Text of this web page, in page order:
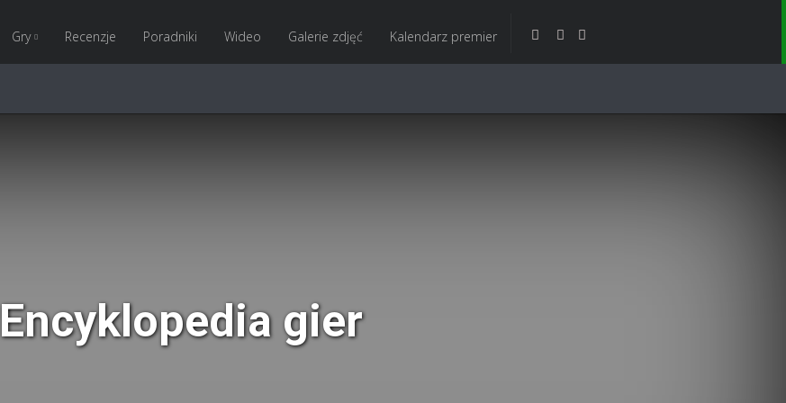
Gry Recenzje Poradniki Wideo Galerie zdjęć Kalendarz premier
Encyklopedia gier